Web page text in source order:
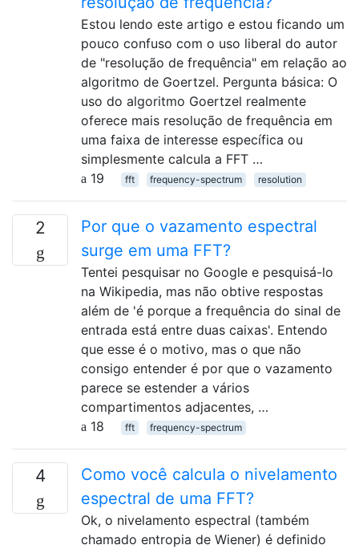
Estou lendo este artigo e estou ficando um
pouco confuso com o uso liberal do autor
de "resolução de frequência" em relação ao
algoritmo de Goertzel. Pergunta básica: O
uso do algoritmo Goertzel realmente
oferece mais resolução de frequência em
uma faixa de interesse específica ou
simplesmente calcula a FFT …
19
fft frequency-spectrum resolution
2
Por que o vazamento espectral
surge em uma FFT?
Tentei pesquisar no Google e pesquisá-lo
na Wikipedia, mas não obtive respostas
além de 'é porque a frequência do sinal de
entrada está entre duas caixas'. Entendo
que esse é o motivo, mas o que não
consigo entender é por que o vazamento
parece se estender a vários
compartimentos adjacentes, …
18
fft frequency-spectrum
4
Como você calcula o nivelamento
espectral de uma FFT?
Ok, o nivelamento espectral (também
chamado entropia de Wiener) é definido